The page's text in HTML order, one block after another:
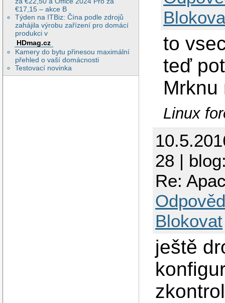
€17,15 – akce B
Týden na ITBiz: Čína podle zdrojů
zahájila výrobu zařízení pro domácí
produkci v
HDmag.cz
Kamery do bytu přinesou maximální
přehled o vaší domácnosti
Testovací novinka
to
teď
Mrknu
Linux
28 |
Re:
Blokovat
ještě